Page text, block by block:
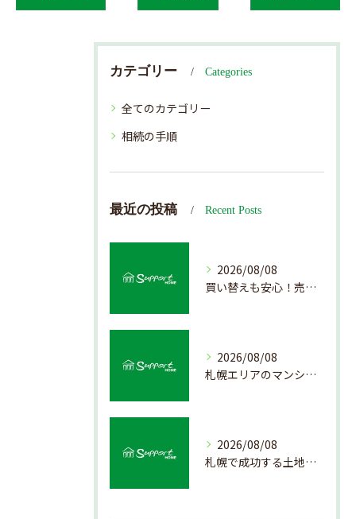
カテゴリー Categories
全てのカテゴリー
相続の手順
最近の投稿 Recent Posts
2026/08/08
買い替えも安心！売却プロセスの簡略化方法
2026/08/08
札幌エリアのマンション売却で失敗しない査定の秘訣
2026/08/08
札幌で成功する土地活用の基礎知識